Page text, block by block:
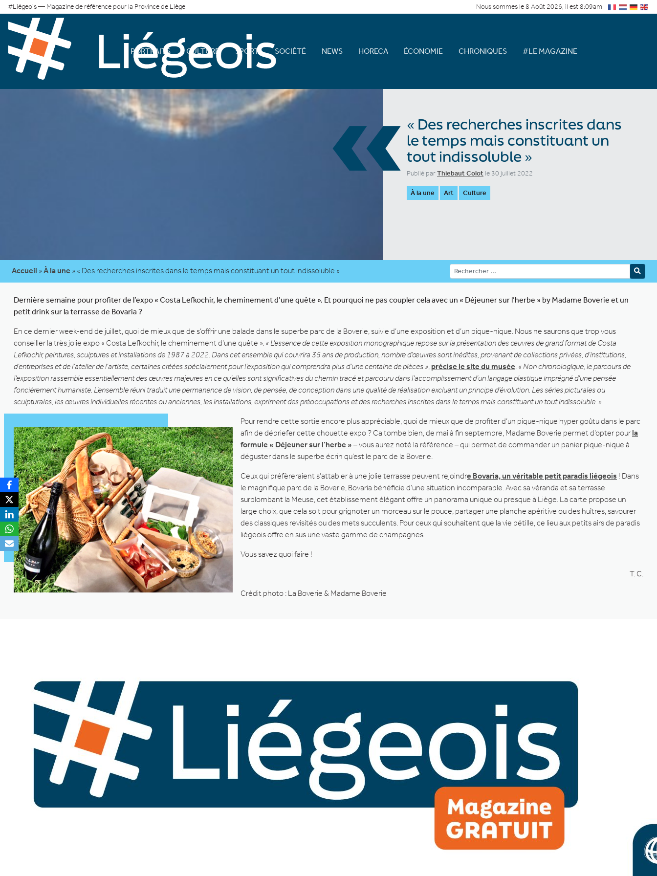
#Liégeois — Magazine de référence pour la Province de Liège Nous sommes le 8 Août 2026, il est 8:09am
PORTRAITS CULTURE SPORT SOCIÉTÉ NEWS HORECA ÉCONOMIE CHRONIQUES #LE MAGAZINE
«« Des recherches inscrites dans
le temps mais constituant un
tout indissoluble »
Publié parThiebaut Colot le 30 juillet 2022
À la une Art Culture
Accueil » À la une » « Des recherches inscrites dans le temps mais constituant un tout indissoluble »
Dernière semaine pour profiter de l’expo « Costa Lefkochir, le cheminement d’une quête ». Et pourquoi ne pas coupler cela avec un « Déjeuner sur l’herbe » by Madame Boverie et un
petit drink sur la terrasse de Bovaria ?
En ce dernier week-end de juillet, quoi de mieux que de s’offrir une balade dans le superbe parc de la Boverie, suivie d’une exposition et d’un pique-nique. Nous ne saurons que trop vous
conseiller la très jolie expo « Costa Lefkochir, le cheminement d’une quête ». « L’essence de cette exposition monographique repose sur la présentation des œuvres de grand format de Costa
Lefkochir, peintures, sculptures et installations de 1987 à 2022. Dans cet ensemble qui couvrira 35 ans de production, nombre d’œuvres sont inédites, provenant de collections privées, d’institutions,
d’entreprises et de l’atelier de l’artiste, certaines créées spécialement pour l’exposition qui comprendra plus d’une centaine de pièces », précise le site du musée. « Non chronologique, le parcours de
l’exposition rassemble essentiellement des œuvres majeures en ce qu’elles sont significatives du chemin tracé et parcouru dans l’accomplissement d’un langage plastique imprégné d’une pensée
foncièrement humaniste. L’ensemble réuni traduit une permanence de vision, de pensée, de conception dans une qualité de réalisation excluant un principe d’évolution. Les séries picturales ou
sculpturales, les œuvres individuelles récentes ou anciennes, les installations, expriment des préoccupations et des recherches inscrites dans le temps mais constituant un tout indissoluble. »
Pour rendre cette sortie encore plus appréciable, quoi de mieux que de profiter d’un pique-nique hyper goûtu dans le parc
afin de débriefer cette chouette expo ? Ca tombe bien, de mai à fin septembre, Madame Boverie permet d’opter pour la
formule « Déjeuner sur l’herbe » – vous aurez noté la référence – qui permet de commander un panier pique-nique à
déguster dans le superbe écrin qu’est le parc de la Boverie.
Ceux qui préfèreraient s’attabler à une jolie terrasse peuvent rejoindre Bovaria, un véritable petit paradis liégeois ! Dans
le magnifique parc de la Boverie, Bovaria bénéficie d’une situation incomparable. Avec sa véranda et sa terrasse
surplombant la Meuse, cet établissement élégant offre un panorama unique ou presque à Liège. La carte propose un
large choix, que cela soit pour grignoter un morceau sur le pouce, partager une planche apéritive ou des huîtres, savourer
des classiques revisités ou des mets succulents. Pour ceux qui souhaitent que la vie pétille, ce lieu aux petits airs de paradis
liégeois offre en sus une vaste gamme de champagnes.
Vous savez quoi faire !
T. C.
Crédit photo : La Boverie & Madame Boverie